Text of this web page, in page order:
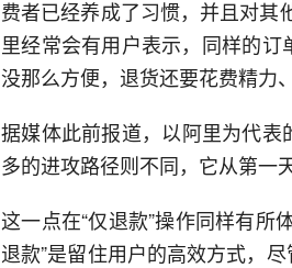
费者已经养成了习惯，并且对其
里经常会有用户表示，同样的订
没那么方便，退货还要花费精力
据媒体此前报道，以阿里为代
多的进攻路径则不同，它从第一
这一点在“仅退款”操作同样有所
退款”是留住用户的高效方式，